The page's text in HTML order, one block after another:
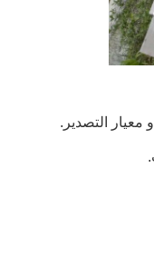
معيار التصدير.